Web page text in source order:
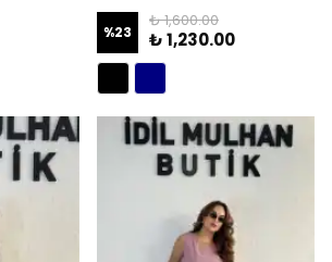
%23
₺ 1,600.00
₺ 1,230.00